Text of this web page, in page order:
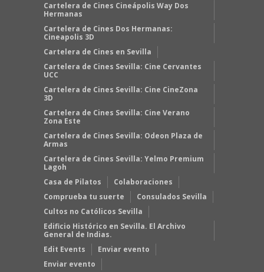
Cartelera de Cines Cineápolis Way Dos
Hermanas
Cartelera de Cines Dos Hermanas:
Cineapolis 3D
Cartelera de Cines en Sevilla
Cartelera de Cines Sevilla: Cine Cervantes
UCC
Cartelera de Cines Sevilla: Cine CineZona
3D
Cartelera de Cines Sevilla: Cine Verano
Zona Este
Cartelera de Cines Sevilla: Odeon Plaza de
Armas
Cartelera de Cines Sevilla: Yelmo Premium
Lagoh
Casa de Pilatos
Colaboraciones
Comprueba tu suerte
Consulados Sevilla
Cultos no Católicos Sevilla
Edificio Histórico en Sevilla. El Archivo
General de Indias.
Edit Events
Enviar evento
Enviar evento